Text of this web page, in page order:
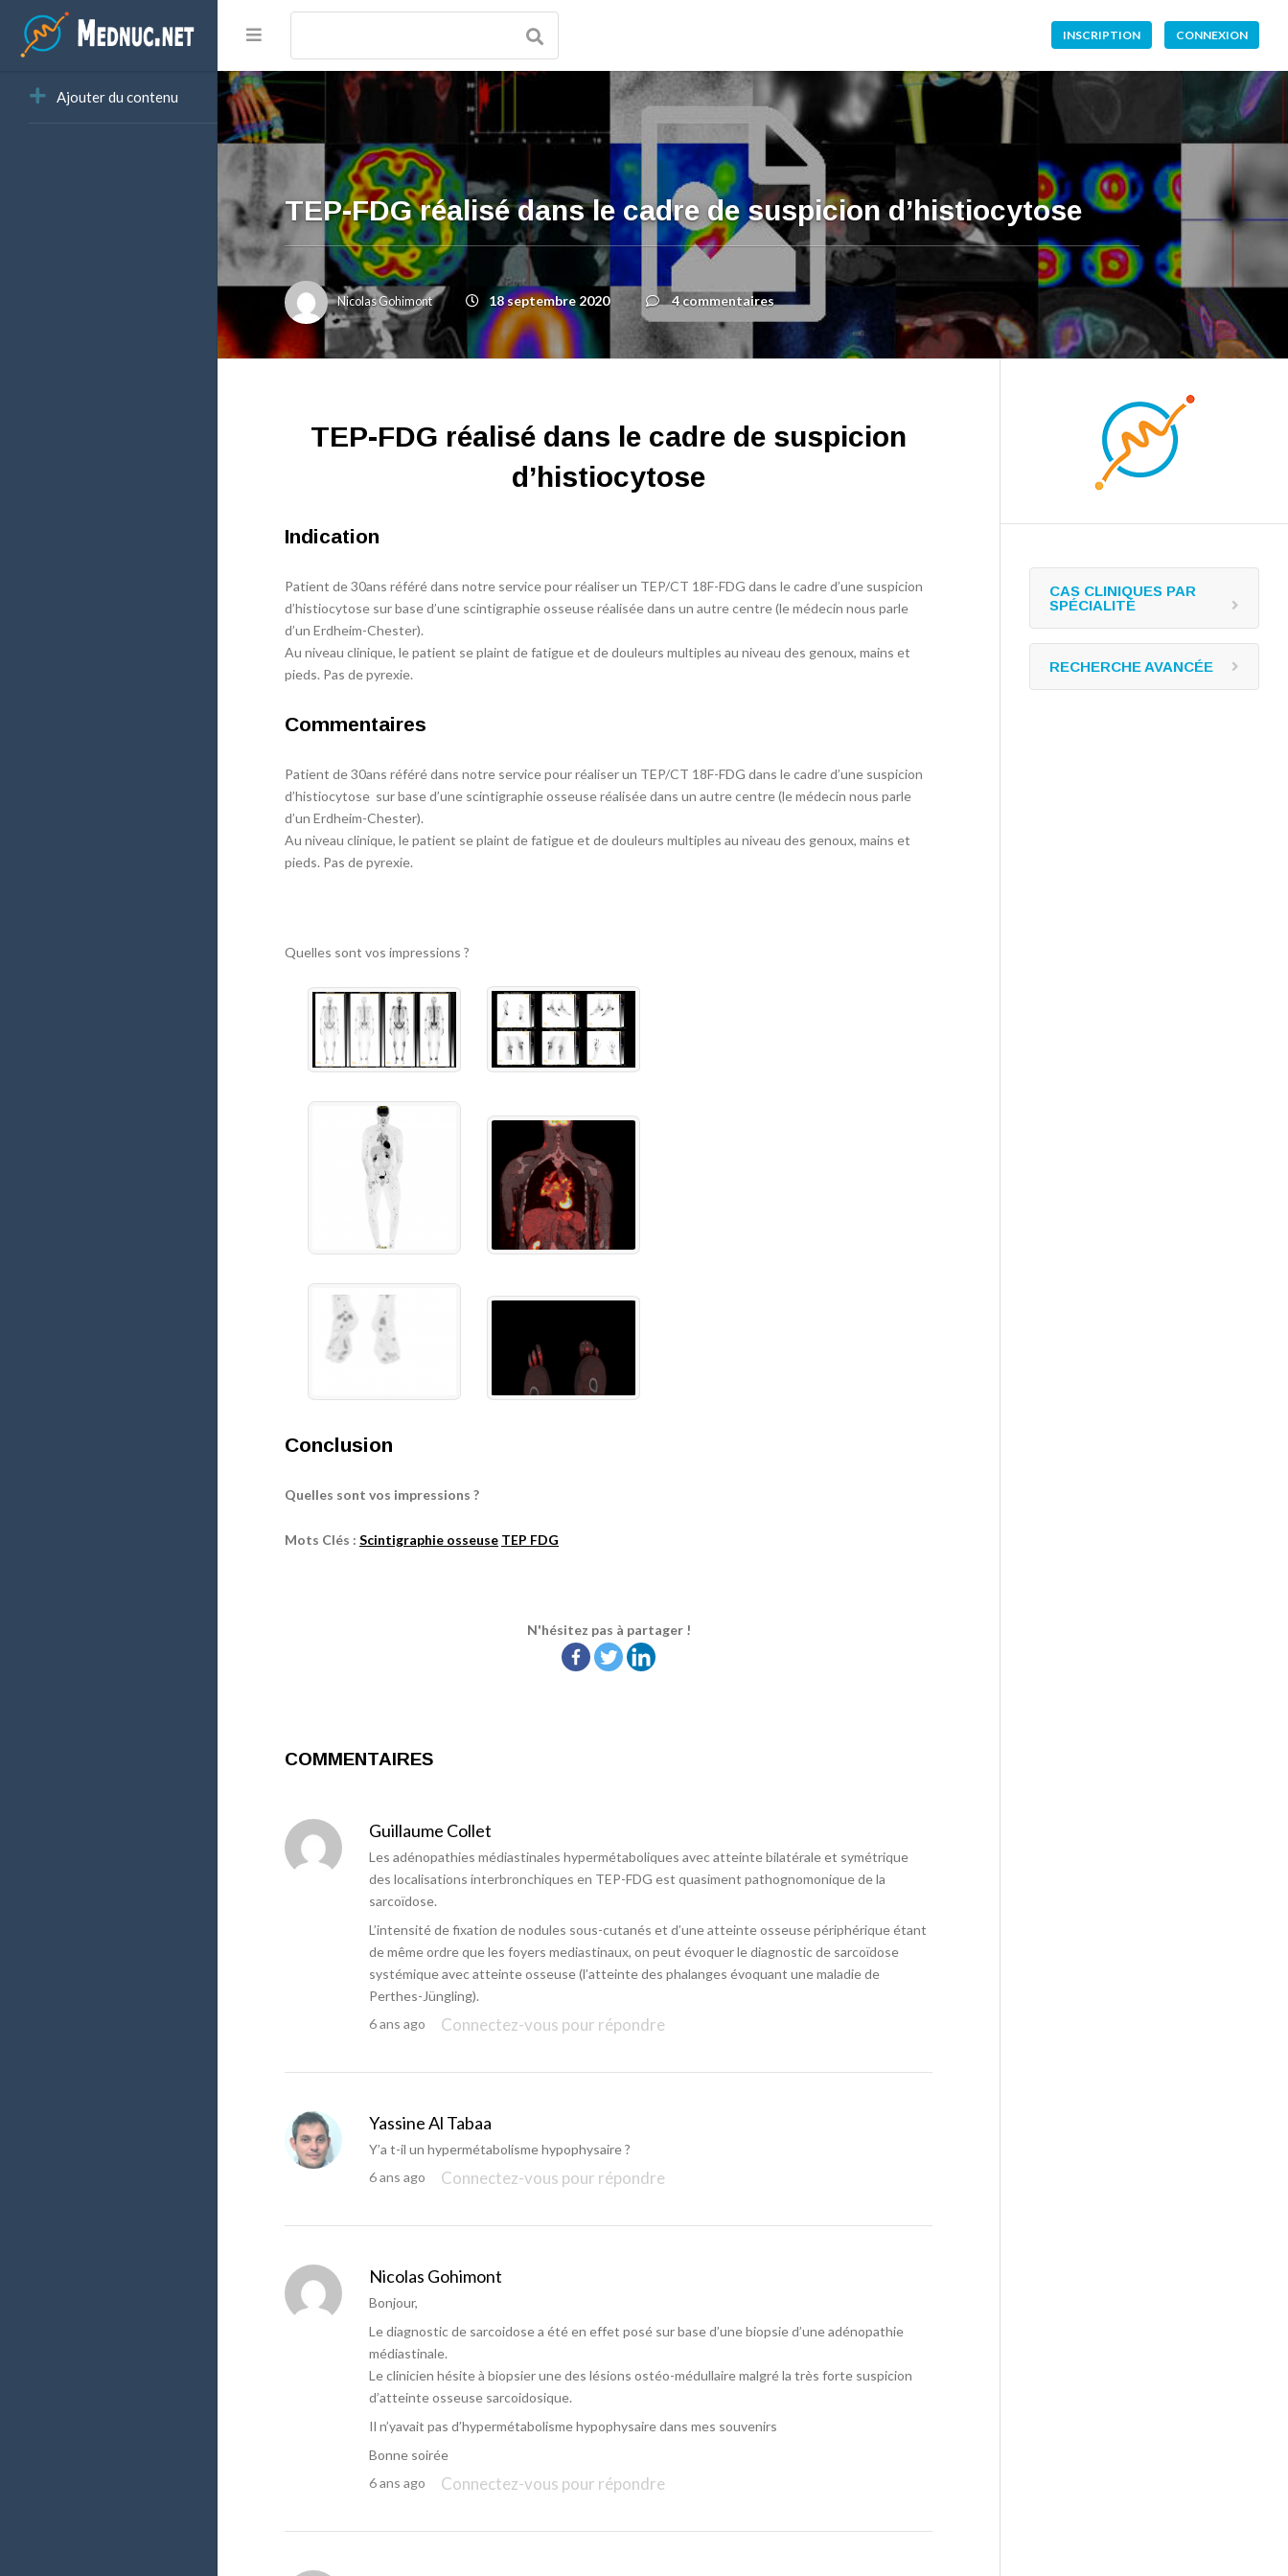
INSCRIPTION CONNEXION
Ajouter du contenu
TEP-FDG réalisé dans le cadre de suspicion d’histiocytose
Nicolas Gohimont 18 septembre 2020 4 commentaires
TEP-FDG réalisé dans le cadre de suspicion
d’histiocytose
Indication
Patient de 30ans référé dans notre service pour réaliser un TEP/CT 18F-FDG dans le cadre d’une suspicion
d’histiocytose sur base d’une scintigraphie osseuse réalisée dans un autre centre (le médecin nous parle
d’un Erdheim-Chester).
Au niveau clinique, le patient se plaint de fatigue et de douleurs multiples au niveau des genoux, mains et
pieds. Pas de pyrexie.
Commentaires
Patient de 30ans référé dans notre service pour réaliser un TEP/CT 18F-FDG dans le cadre d’une suspicion
d’histiocytose sur base d’une scintigraphie osseuse réalisée dans un autre centre (le médecin nous parle
d’un Erdheim-Chester).
Au niveau clinique, le patient se plaint de fatigue et de douleurs multiples au niveau des genoux, mains et
pieds. Pas de pyrexie.
Quelles sont vos impressions ?
Conclusion
Quelles sont vos impressions ?
Mots Clés : Scintigraphie osseuse TEP FDG
N'hésitez pas à partager !
COMMENTAIRES
Guillaume Collet
Les adénopathies médiastinales hypermétaboliques avec atteinte bilatérale et symétrique
des localisations interbronchiques en TEP-FDG est quasiment pathognomonique de la
sarcoïdose.
L’intensité de fixation de nodules sous-cutanés et d’une atteinte osseuse périphérique étant
de même ordre que les foyers mediastinaux, on peut évoquer le diagnostic de sarcoïdose
systémique avec atteinte osseuse (l’atteinte des phalanges évoquant une maladie de
Perthes-Jüngling).
6 ans ago
Connectez-vous pour répondre
Yassine Al Tabaa
Y’a t-il un hypermétabolisme hypophysaire ?
6 ans ago
Connectez-vous pour répondre
Nicolas Gohimont
Bonjour,
Le diagnostic de sarcoidose a été en effet posé sur base d’une biopsie d’une adénopathie
médiastinale.
Le clinicien hésite à biopsier une des lésions ostéo-médullaire malgré la très forte suspicion
d’atteinte osseuse sarcoidosique.
Il n’yavait pas d’hypermétabolisme hypophysaire dans mes souvenirs
Bonne soirée
6 ans ago
Connectez-vous pour répondre
CAS CLINIQUES PAR
SPÉCIALITÉ
RECHERCHE AVANCÉE